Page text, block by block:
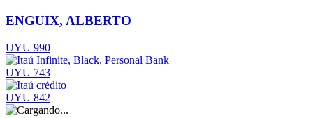
ENGUIX, ALBERTO
UYU 990
UYU 743
UYU 842